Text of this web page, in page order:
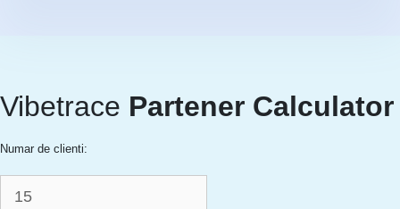
Vibetrace Partener Calculator
Numar de clienti: